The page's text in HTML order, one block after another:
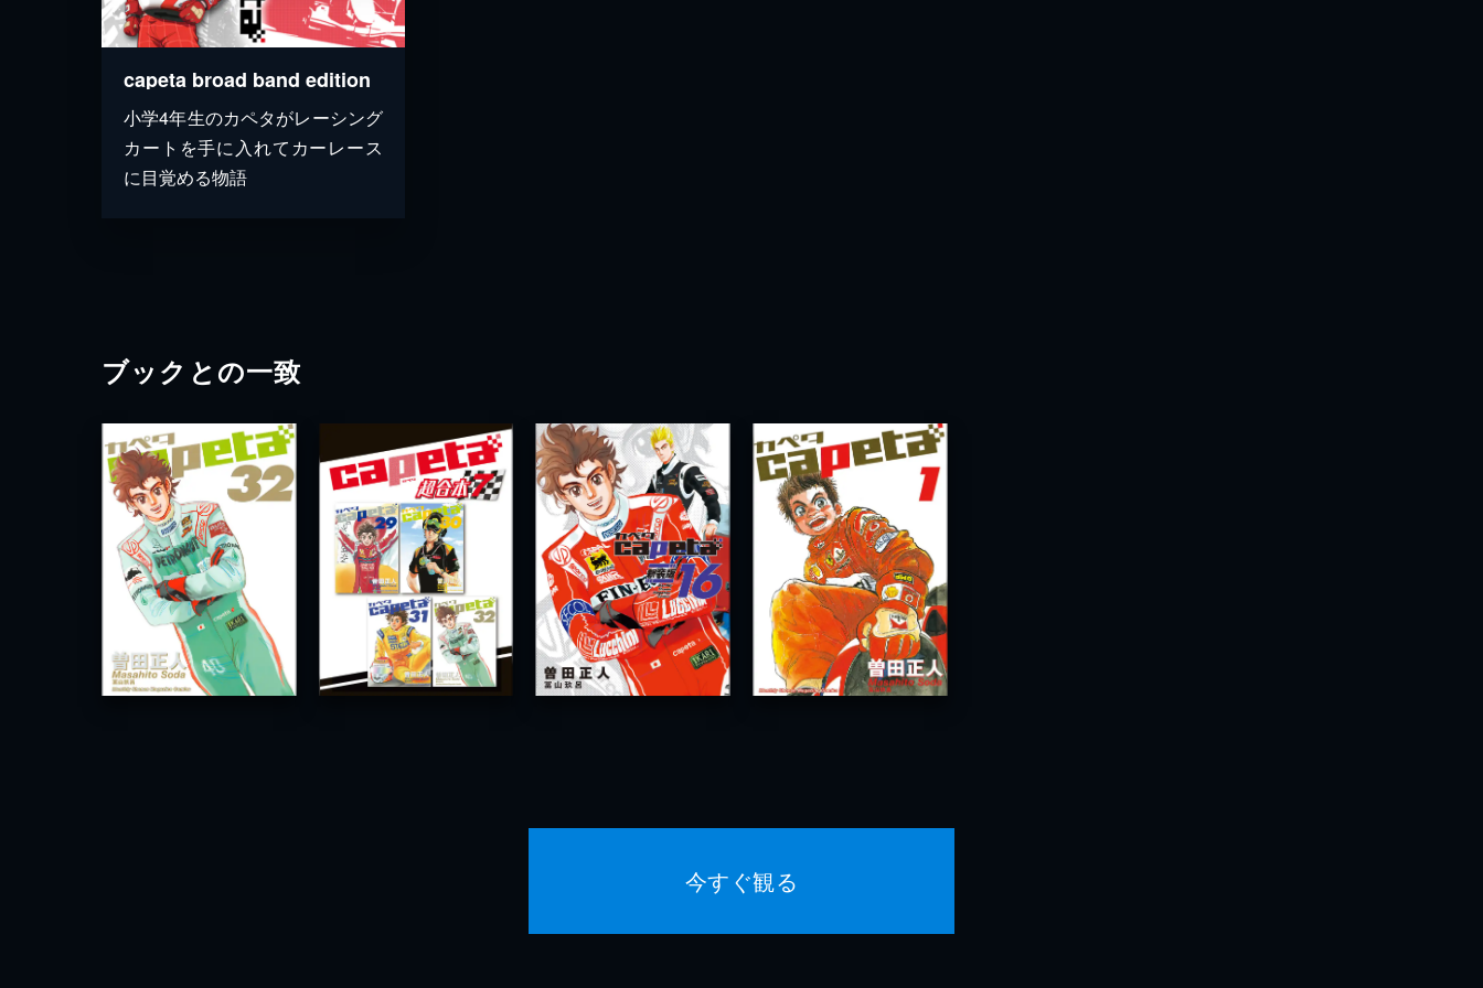
capeta broad band edition
小学4年生のカペタがレーシング
カートを手に入れてカーレース
に目覚める物語
ブックとの一致
今すぐ観る